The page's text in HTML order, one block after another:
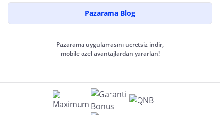
Pazarama Blog
Pazarama uygulamasını ücretsiz indir,
mobile özel avantajlardan yararlan!